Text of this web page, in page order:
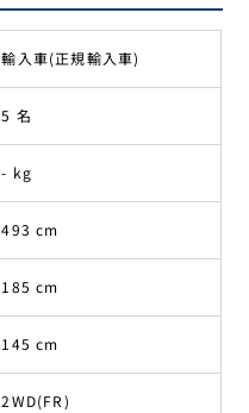
輸入車(正規輸入車)
5 名
- kg
493 cm
185 cm
145 cm
2WD(FR)